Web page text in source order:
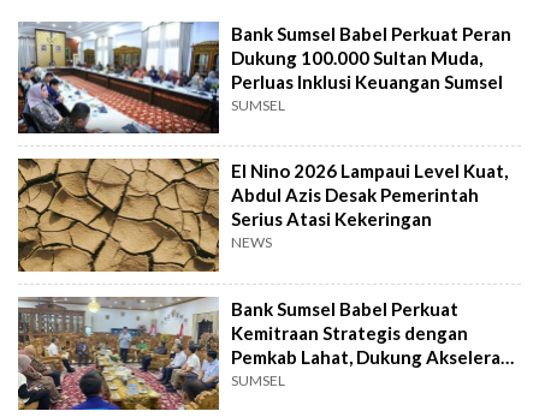
Bank Sumsel Babel Perkuat Peran
Dukung 100.000 Sultan Muda,
Perluas Inklusi Keuangan Sumsel
SUMSEL
El Nino 2026 Lampaui Level Kuat,
Abdul Azis Desak Pemerintah
Serius Atasi Kekeringan
NEWS
Bank Sumsel Babel Perkuat
Kemitraan Strategis dengan
Pemkab Lahat, Dukung Akselerasi
Ekonomi Daerah
SUMSEL